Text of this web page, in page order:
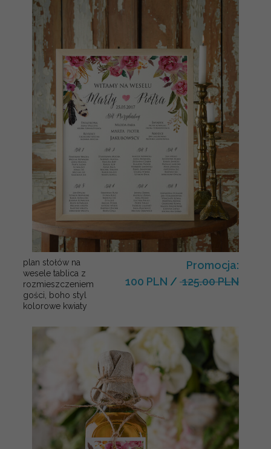
plan stołów na
wesele tablica z
rozmieszczeniem
gości, boho styl
kolorowe kwiaty
Promocja:
100 PLN / 125.00 PLN